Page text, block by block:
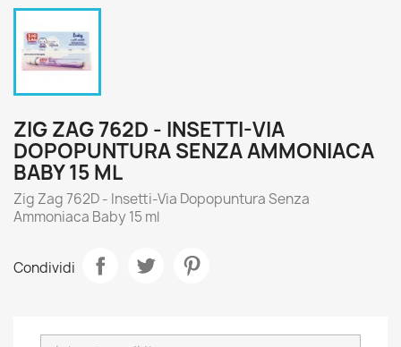
ZIG ZAG 762D - INSETTI-VIA
DOPOPUNTURA SENZA AMMONIACA
BABY 15 ML
Zig Zag 762D - Insetti-Via Dopopuntura Senza
Ammoniaca Baby 15 ml
Condividi